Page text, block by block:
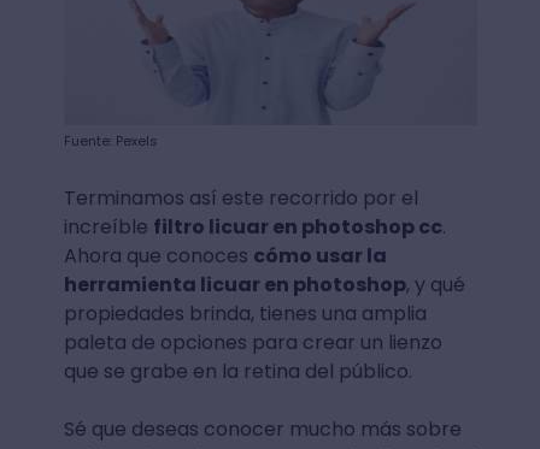
Fuente: Pexels
Terminamos así este recorrido por el
increíble filtro licuar en photoshop cc.
Ahora que conoces cómo usar la
herramienta licuar en photoshop, y qué
propiedades brinda, tienes una amplia
paleta de opciones para crear un lienzo
que se grabe en la retina del público.
Sé que deseas conocer mucho más sobre